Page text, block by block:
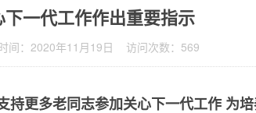
一代工作作出重要指示
：2020年11月19日 访问次数： 569
持更多老同志参加关心下一代工作 为